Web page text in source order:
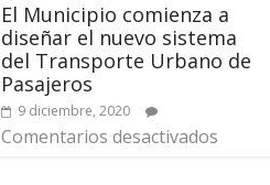
El Municipio comienza a
diseñar el nuevo sistema
del Transporte Urbano de
Pasajeros
9 diciembre, 2020
Comentarios desactivados